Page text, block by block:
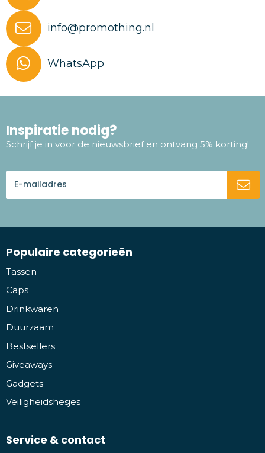
info@promothing.nl
WhatsApp
Inspiratie nodig?
Schrijf je in voor de nieuwsbrief en ontvang 5% korting!
Populaire categorieën
Tassen
Caps
Drinkwaren
Duurzaam
Bestsellers
Giveaways
Gadgets
Veiligheidshesjes
Service & contact